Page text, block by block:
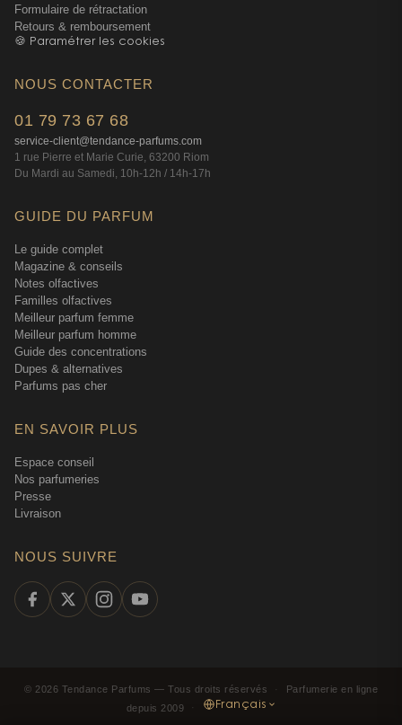
Formulaire de rétractation
Retours & remboursement
🍪 Paramétrer les cookies
NOUS CONTACTER
01 79 73 67 68
service-client@tendance-parfums.com
1 rue Pierre et Marie Curie, 63200 Riom
Du Mardi au Samedi, 10h-12h / 14h-17h
GUIDE DU PARFUM
Le guide complet
Magazine & conseils
Notes olfactives
Familles olfactives
Meilleur parfum femme
Meilleur parfum homme
Guide des concentrations
Dupes & alternatives
Parfums pas cher
EN SAVOIR PLUS
Espace conseil
Nos parfumeries
Presse
Livraison
NOUS SUIVRE
© 2026 Tendance Parfums — Tous droits réservés ·
Parfumerie en ligne
depuis 2009
· Français